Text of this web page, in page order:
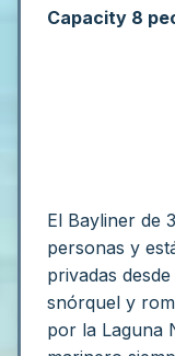
Capacity 8
El Bayliner de
personas y
privadas desde
snórquel y
por la Laguna